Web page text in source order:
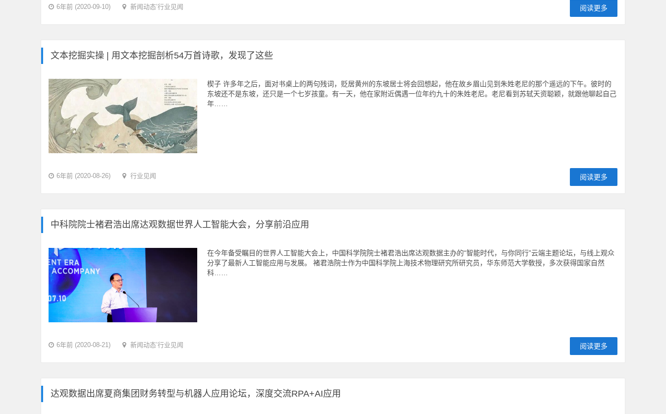
6年前 (2020-09-10) 新闻动态’行业见闻 阅读更多
文本挖掘实操 | 用文本挖掘剖析54万首诗歌，发现了这些
楔子 许多年之后，面对书桌上的两句残词，贬居黄州的东坡居士将会回想起，他在故乡眉山见到朱姓老尼的那个遥远的下午。彼时的
东坡还不是东坡，还只是一个七岁孩童。有一天，他在家附近偶遇一位年约九十的朱姓老尼。老尼看到苏轼天资聪颖，就跟他聊起自己
年……
6年前 (2020-08-26) 行业见闻 阅读更多
中科院院士褚君浩出席达观数据世界人工智能大会，分享前沿应用
在今年备受瞩目的世界人工智能大会上，中国科学院院士褚君浩出席达观数据主办的“智能时代，与你同行”云端主题论坛，与线上观众
分享了最新人工智能应用与发展。 褚君浩院士作为中国科学院上海技术物理研究所研究员，华东师范大学敎授，多次获得国家自然
科……
6年前 (2020-08-21) 新闻动态’行业见闻 阅读更多
达观数据出席夏商集团财务转型与机器人应用论坛，深度交流RPA+AI应用